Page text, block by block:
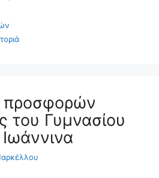
προσφορών
του Γυμνασίου